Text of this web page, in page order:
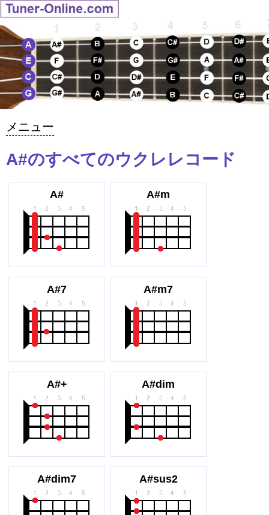
メニュー
A#のすべてのウクレレコード
A# A#m
A#7 A#m7
A#+ A#dim
A#dim7 A#sus2